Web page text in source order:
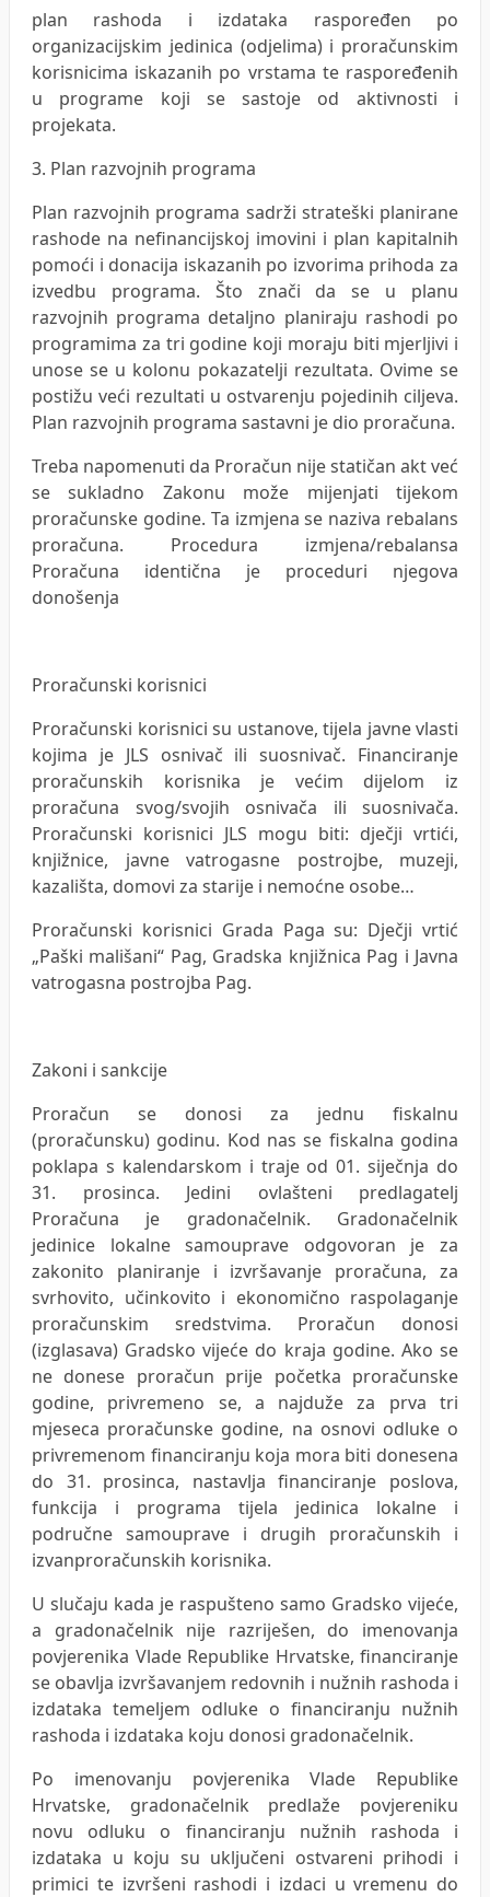
plan rashoda i izdataka raspoređen po
organizacijskim jedinica (odjelima) i proračunskim
korisnicima iskazanih po vrstama te raspoređenih
u programe koji se sastoje od aktivnosti i
projekata.
3. Plan razvojnih programa
Plan razvojnih programa sadrži strateški planirane
rashode na nefinancijskoj imovini i plan kapitalnih
pomoći i donacija iskazanih po izvorima prihoda za
izvedbu programa. Što znači da se u planu
razvojnih programa detaljno planiraju rashodi po
programima za tri godine koji moraju biti mjerljivi i
unose se u kolonu pokazatelji rezultata. Ovime se
postižu veći rezultati u ostvarenju pojedinih ciljeva.
Plan razvojnih programa sastavni je dio proračuna.
Treba napomenuti da Proračun nije statičan akt već
se sukladno Zakonu može mijenjati tijekom
proračunske godine. Ta izmjena se naziva rebalans
proračuna. Procedura izmjena/rebalansa
Proračuna identična je proceduri njegova
donošenja
Proračunski korisnici
Proračunski korisnici su ustanove, tijela javne vlasti
kojima je JLS osnivač ili suosnivač. Financiranje
proračunskih korisnika je većim dijelom iz
proračuna svog/svojih osnivača ili suosnivača.
Proračunski korisnici JLS mogu biti: dječji vrtići,
knjižnice, javne vatrogasne postrojbe, muzeji,
kazališta, domovi za starije i nemoćne osobe…
Proračunski korisnici Grada Paga su: Dječji vrtić
„Paški mališani“ Pag, Gradska knjižnica Pag i Javna
vatrogasna postrojba Pag.
Zakoni i sankcije
Proračun se donosi za jednu fiskalnu
(proračunsku) godinu. Kod nas se fiskalna godina
poklapa s kalendarskom i traje od 01. siječnja do
31. prosinca. Jedini ovlašteni predlagatelj
Proračuna je gradonačelnik. Gradonačelnik
jedinice lokalne samouprave odgovoran je za
zakonito planiranje i izvršavanje proračuna, za
svrhovito, učinkovito i ekonomično raspolaganje
proračunskim sredstvima. Proračun donosi
(izglasava) Gradsko vijeće do kraja godine. Ako se
ne donese proračun prije početka proračunske
godine, privremeno se, a najduže za prva tri
mjeseca proračunske godine, na osnovi odluke o
privremenom financiranju koja mora biti donesena
do 31. prosinca, nastavlja financiranje poslova,
funkcija i programa tijela jedinica lokalne i
područne samouprave i drugih proračunskih i
izvanproračunskih korisnika.
U slučaju kada je raspušteno samo Gradsko vijeće,
a gradonačelnik nije razriješen, do imenovanja
povjerenika Vlade Republike Hrvatske, financiranje
se obavlja izvršavanjem redovnih i nužnih rashoda i
izdataka temeljem odluke o financiranju nužnih
rashoda i izdataka koju donosi gradonačelnik.
Po imenovanju povjerenika Vlade Republike
Hrvatske, gradonačelnik predlaže povjereniku
novu odluku o financiranju nužnih rashoda i
izdataka u koju su uključeni ostvareni prihodi i
primici te izvršeni rashodi i izdaci u vremenu do